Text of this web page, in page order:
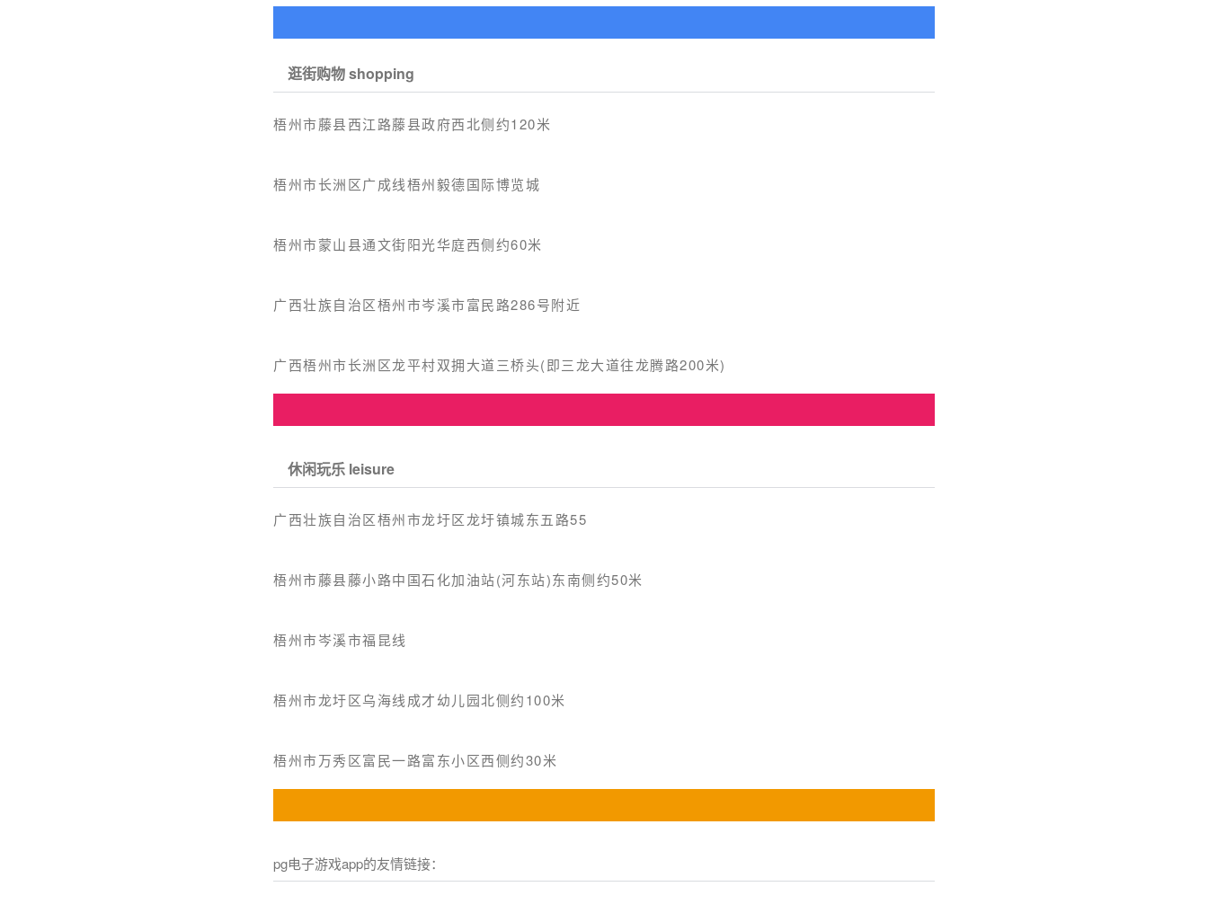
逛街购物 shopping
梧州市藤县西江路藤县政府西北侧约120米
梧州市长洲区广成线梧州毅德国际博览城
梧州市蒙山县通文街阳光华庭西侧约60米
广西壮族自治区梧州市岑溪市富民路286号附近
广西梧州市长洲区龙平村双拥大道三桥头(即三龙大道往龙腾路200米)
休闲玩乐 leisure
广西壮族自治区梧州市龙圩区龙圩镇城东五路55
梧州市藤县藤小路中国石化加油站(河东站)东南侧约50米
梧州市岑溪市福昆线
梧州市龙圩区乌海线成才幼儿园北侧约100米
梧州市万秀区富民一路富东小区西侧约30米
pg电子游戏app的友情链接：